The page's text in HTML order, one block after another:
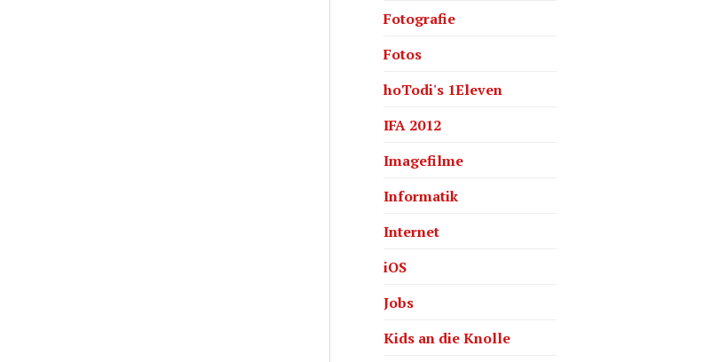
Fotografie
Fotos
hoTodi's 1Eleven
IFA 2012
Imagefilme
Informatik
Internet
iOS
Jobs
Kids an die Knolle